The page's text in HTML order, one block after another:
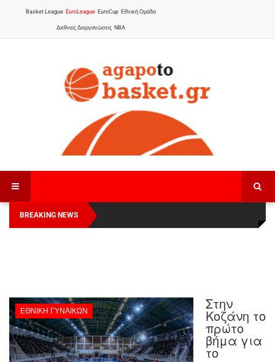
Basket League EuroLeague EuroCup Εθνική Ομάδα
Διεθνείς Διοργανώσεις NBA
BREAKING NEWS
Οι Πάνθηρες Καβάλας στην Women Basketball
League 1
ΕΘΝΙΚΉ ΓΥΝΑΙΚΏΝ Στην
Κοζάνη το
πρώτο
βήμα για
το